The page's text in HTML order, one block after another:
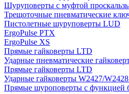
Шуруповерты с муфтой
Трещоточные пневматические
Пистолетные шуруповерты LUD
ErgoPulse PTX
ErgoPulse XS
Прямые гайковерты LTD
Ударные пневматические
Прямые гайковерты LTD
Ударные гайковерты W2427/
Прямые шуроповерты с функцией